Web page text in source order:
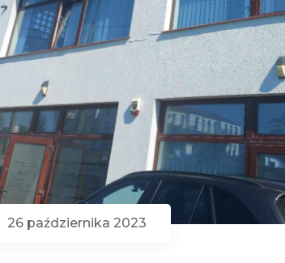
26 października 2023